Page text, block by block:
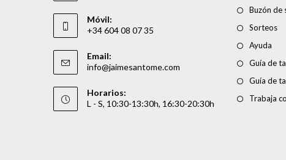
Móvil:
+34 604 08 07 35
Email:
info@jaimesantome.com
Horarios:
L - S, 10:30-13:30h, 16:30-20:30h
Buzón de
Sorteos
Ayuda
Guía de
Guía de
Trabaja